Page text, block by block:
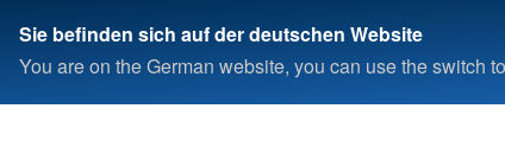
Sie befinden sich auf der deutschen Website
You are on the German website, you can use the switch